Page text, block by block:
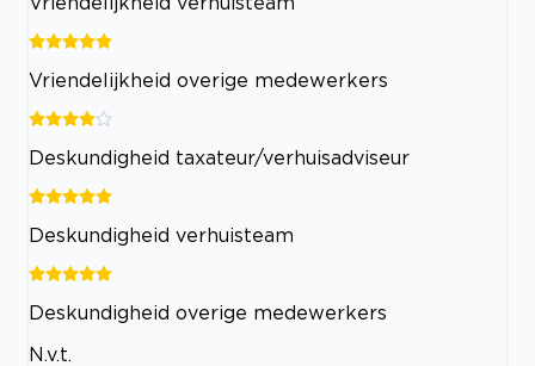
Vriendelijkheid overige medewerkers
Deskundigheid taxateur/verhuisadviseur
Deskundigheid verhuisteam
Deskundigheid overige medewerkers
N.v.t.